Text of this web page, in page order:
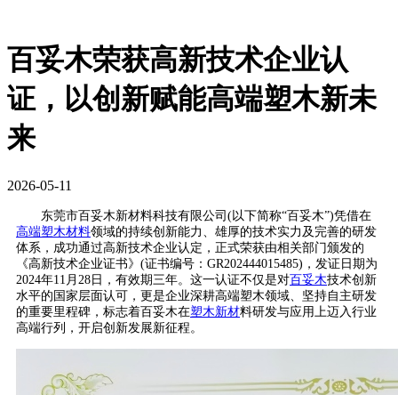
百妥木荣获高新技术企业认
证，以创新赋能高端塑木新未
来
2026-05-11
东莞市百妥木新材料科技有限公司(以下简称“百妥木”)凭借在
高端塑木材料领域的持续创新能力、雄厚的技术实力及完善的研发
体系，成功通过高新技术企业认定，正式荣获由相关部门颁发的
《高新技术企业证书》(证书编号：GR202444015485)，发证日期为
2024年11月28日，有效期三年。这一认证不仅是对百妥木技术创新
水平的国家层面认可，更是企业深耕高端塑木领域、坚持自主研发
的重要里程碑，标志着百妥木在塑木新材料研发与应用上迈入行业
高端行列，开启创新发展新征程。